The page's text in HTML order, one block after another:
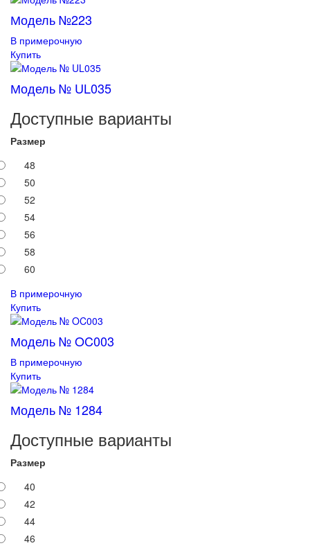
Модель №223
В примерочную
Купить
Модель № UL035
Доступные варианты
Размер
48
50
52
54
56
58
60
В примерочную
Купить
Модель № OC003
В примерочную
Купить
Модель № 1284
Доступные варианты
Размер
40
42
44
46